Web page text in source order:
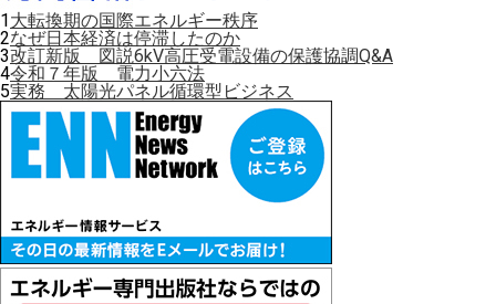
1大転換期の国際エネルギー秩序
2なぜ日本経済は停滞したのか
3改訂新版 図説6kV高圧受電設備の保護協調Q&A
4令和７年版 電力小六法
5実務 太陽光パネル循環型ビジネス